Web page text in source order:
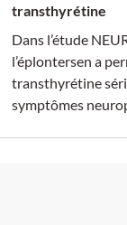
transthyrétine
Dans l’étude
l’éplontersen a
transthyrétine
symptômes